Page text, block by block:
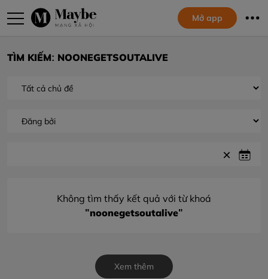
Mở app
TÌM KIẾM: NOONEGETSOUTALIVE
Không tìm thấy kết quả với từ khoá
"noonegetsoutalive"
Xem thêm